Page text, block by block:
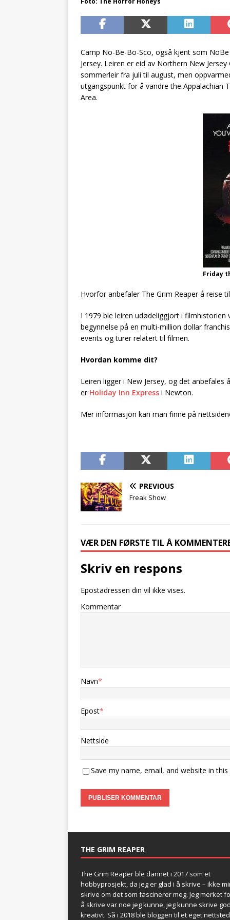
Camp No-Be-Bo-Sco, også kjent som
Jersey. Leiren er eid av Northern New
sommerleir fra juli til august, men
utgangspunkt for å vandre the Appalachian
Area.
Friday
Hvorfor anbefaler The Grim Reaper å reise
I 1979 ble leiren udødeliggjort i filmhistorien
begynnelse på en multi-million dollar
events og turer relatert til filmen.
Hvordan komme dit?
Leiren ligger i New Jersey, og det
er Holiday Inn Express i Newton.
Mer informasjon kan man finne på
PREVIOUS
Freak Show
VÆR DEN FØRSTE TIL Å
Skriv en respons
Epostadressen din vil ikke vises.
Kommentar
Navn*
Epost*
Nettside
Save my name, email, and website in
THE GRIM REAPER
The Grim Reaper ble dannet i 2017 som et
hobbyprosjekt, da jeg er glad i å skrive – ikke
skrive om det som fascinerer meg. Jeg merket
å skrive var noe jeg kunne, jeg kunne skrive
kreativt. Så i 2018 ble bloggen til et eget